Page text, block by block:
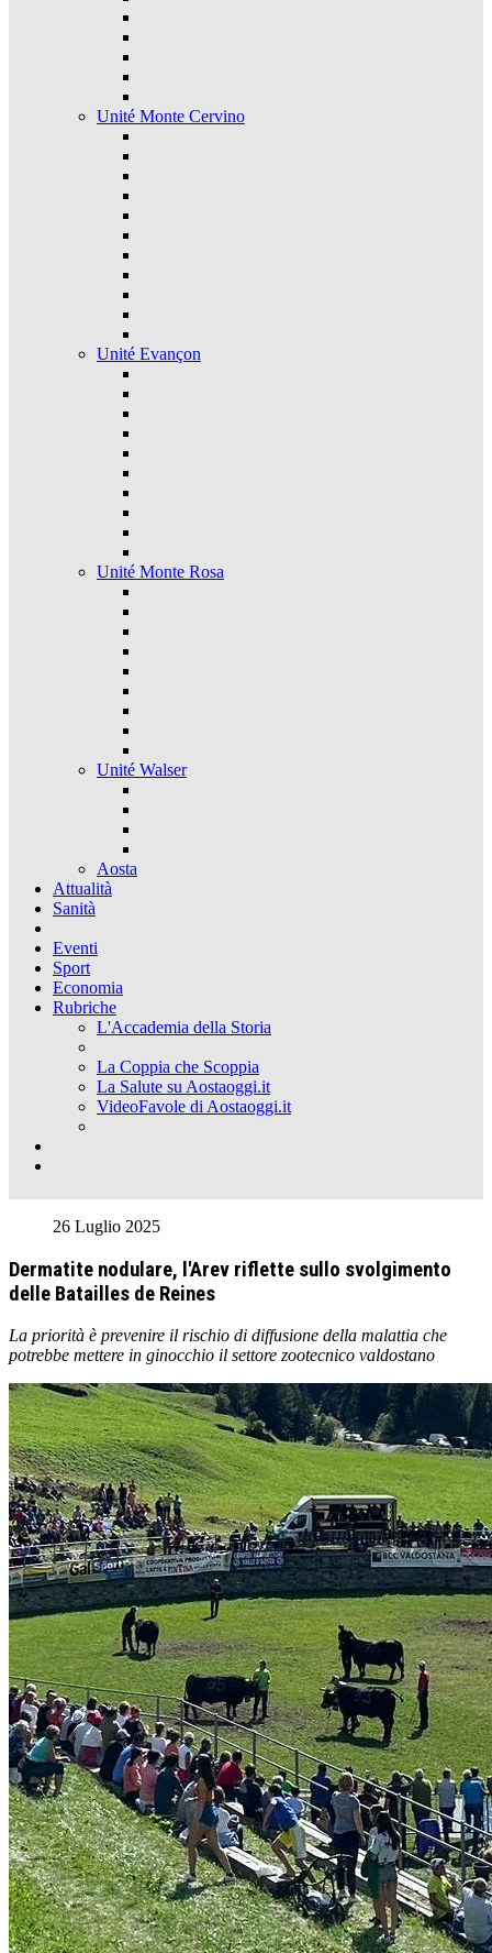
Unité Monte Cervino
Unité Evançon
Unité Monte Rosa
Unité Walser
Aosta
Attualità
Sanità
Eventi
Sport
Economia
Rubriche
L'Accademia della Storia
La Coppia che Scoppia
La Salute su Aostaoggi.it
VideoFavole di Aostaoggi.it
26 Luglio 2025
Dermatite nodulare, l'Arev riflette sullo svolgimento
delle Batailles de Reines
La priorità è prevenire il rischio di diffusione della malattia che
potrebbe mettere in ginocchio il settore zootecnico valdostano